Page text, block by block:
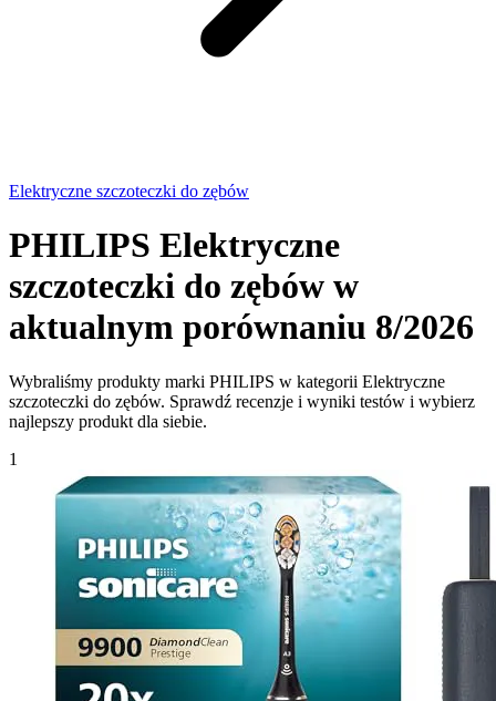
Elektryczne szczoteczki do zębów
PHILIPS Elektryczne
szczoteczki do zębów w
aktualnym porównaniu 8/2026
Wybraliśmy produkty marki PHILIPS w kategorii Elektryczne
szczoteczki do zębów. Sprawdź recenzje i wyniki testów i wybierz
najlepszy produkt dla siebie.
1